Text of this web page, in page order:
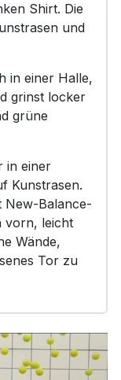
Shirt. Die
und
in einer Halle,
grinst locker
grüne
in einer
Kunstrasen.
New-Balance-
vorn, leicht
Wände,
Tor zu